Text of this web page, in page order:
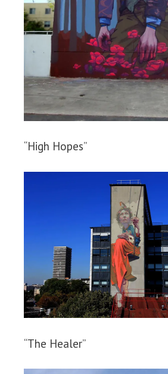
“High Hopes”
“The Healer”